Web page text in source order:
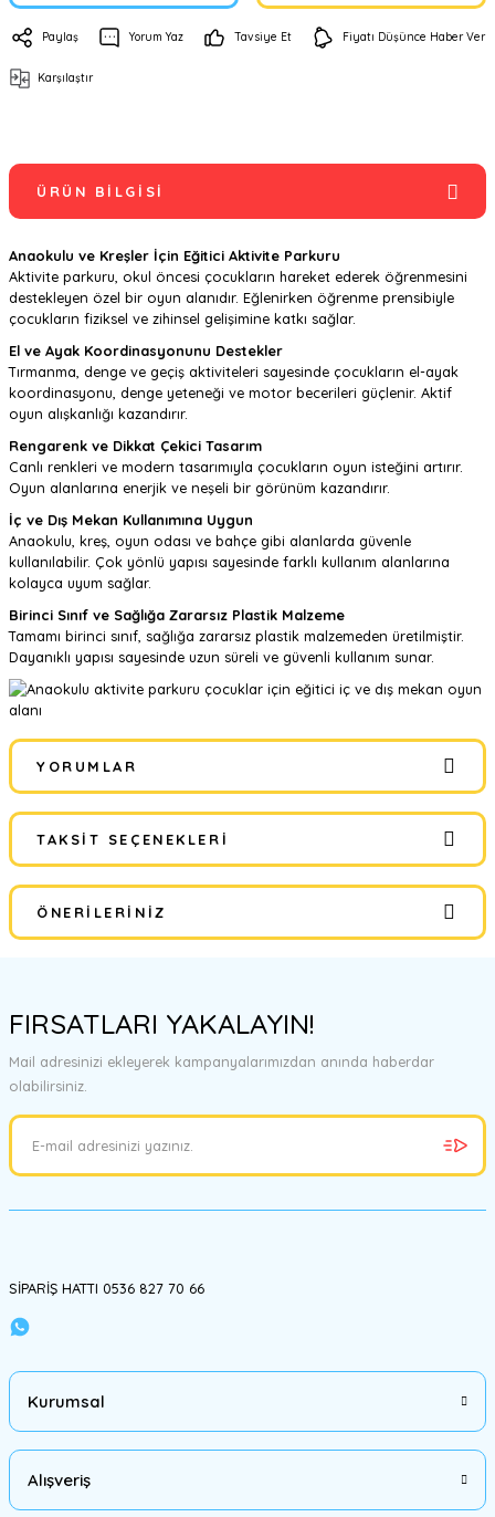
Paylaş Yorum Yaz Tavsiye Et Fiyatı Düşünce Haber Ver
Karşılaştır
ÜRÜN BILGISI
Anaokulu ve Kreşler İçin Eğitici Aktivite Parkuru
Aktivite parkuru, okul öncesi çocukların hareket ederek öğrenmesini
destekleyen özel bir oyun alanıdır. Eğlenirken öğrenme prensibiyle
çocukların fiziksel ve zihinsel gelişimine katkı sağlar.
El ve Ayak Koordinasyonunu Destekler
Tırmanma, denge ve geçiş aktiviteleri sayesinde çocukların el-ayak
koordinasyonu, denge yeteneği ve motor becerileri güçlenir. Aktif
oyun alışkanlığı kazandırır.
Rengarenk ve Dikkat Çekici Tasarım
Canlı renkleri ve modern tasarımıyla çocukların oyun isteğini artırır.
Oyun alanlarına enerjik ve neşeli bir görünüm kazandırır.
İç ve Dış Mekan Kullanımına Uygun
Anaokulu, kreş, oyun odası ve bahçe gibi alanlarda güvenle
kullanılabilir. Çok yönlü yapısı sayesinde farklı kullanım alanlarına
kolayca uyum sağlar.
Birinci Sınıf ve Sağlığa Zararsız Plastik Malzeme
Tamamı birinci sınıf, sağlığa zararsız plastik malzemeden üretilmiştir.
Dayanıklı yapısı sayesinde uzun süreli ve güvenli kullanım sunar.
YORUMLAR
Bu ürüne ilk yorumu siz yapın!
Yorum Yaz
TAKSIT SEÇENEKLERI
ÖNERILERINIZ
tarafımıza iletebilirsiniz.
Görüş ve önerileriniz için teşekkür ederiz.
Ürün resmi kalitesiz, bozuk veya görüntülenemiyor.
Ürün bilgilerinde hatalar bulunuyor.
FIRSATLARI YAKALAYIN!
Mail adresinizi ekleyerek kampanyalarımızdan anında haberdar
olabilirsiniz.
SİPARİŞ HATTI 0536 827 70 66
Kurumsal
Alışveriş